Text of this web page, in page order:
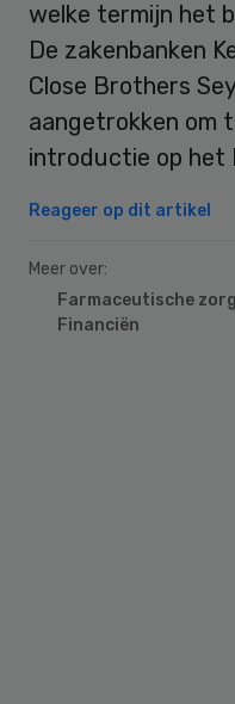
welke termijn het
De zakenbanken
Close Brothers
aangetrokken om
introductie op het
Reageer op dit artikel
Meer over:
Farmaceutische zorg
Financiën